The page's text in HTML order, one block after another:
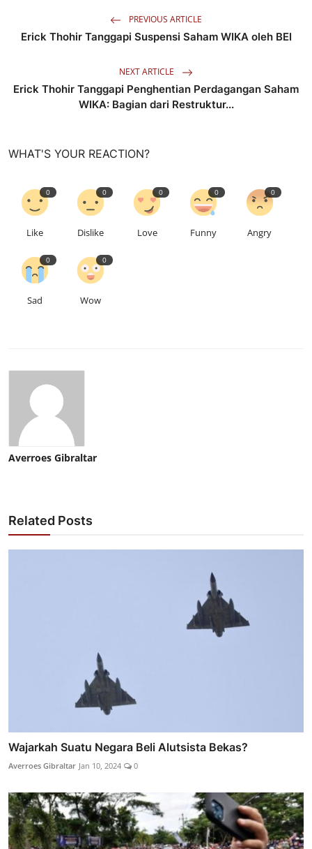
PREVIOUS ARTICLE
Erick Thohir Tanggapi Suspensi Saham WIKA oleh BEI
NEXT ARTICLE
Erick Thohir Tanggapi Penghentian Perdagangan Saham
WIKA: Bagian dari Restruktur...
WHAT'S YOUR REACTION?
0
Like
0
Dislike
0
Love
0
Funny
0
Angry
0
Sad
0
Wow
Averroes Gibraltar
Related Posts
Wajarkah Suatu Negara Beli Alutsista Bekas?
Averroes Gibraltar Jan 10, 2024 0